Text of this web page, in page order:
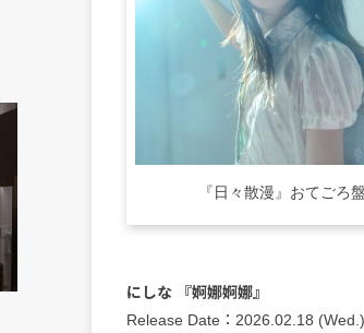
『日々散漫』おてごろ盤
にしな 『婀娜婀娜』
Release Date：2026.02.18 (Wed.)